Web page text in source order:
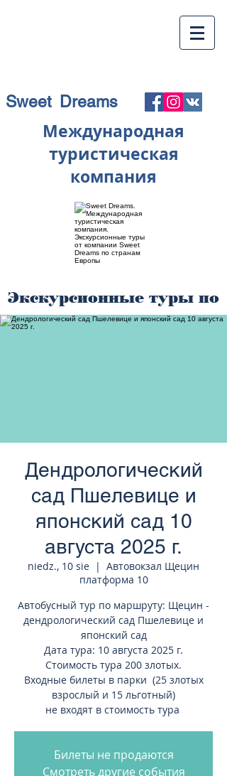
Sweet Dreams
Международная
туристическая
компания
Экскурсионные туры по
странам Европы
Дендрологический
сад Пшелевице и
японский сад 10
августа 2025 г.
niedz., 10 sie
  |
Автовокзал Щецин
платформа 10
Автобусный тур по маршруту: Щецин -
дендрологический сад Пшелевице и
японский сад
Дата тура: 10 августа 2025 г.
Стоимость тура 200 злотых.
Входные билеты в парки (25 злотых
взрослый и 15 льготный)
не входят в стоимость тура
Билеты не продаются
Смотреть другие события